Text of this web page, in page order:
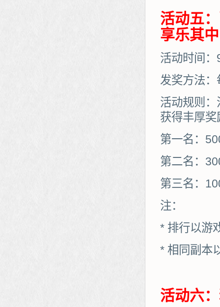
活动五
享乐其中
活动时间
发奖方法：
活动规则
获得丰厚
第一名：
第二名：
第三名：
注：
* 排行以游
* 相同副本
活动六